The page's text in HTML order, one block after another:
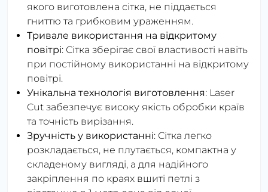
якого виготовлена сітка, не піддається
гниттю та грибковим ураженням.
Тривале використання на відкритому
повітрі: Сітка зберігає свої властивості навіть
при постійному використанні на відкритому
повітрі.
Унікальна технологія виготовлення: Laser
Cut забезпечує високу якість обробки країв
та точність вирізання.
Зручність у використанні: Сітка легко
розкладається, не плутається, компактна у
складеному вигляді, а для надійного
закріплення по краях вшиті петлі з